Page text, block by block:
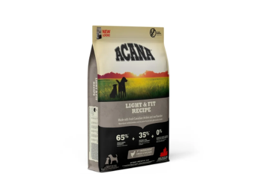
VĚRNOSTNÍ PROGRAM